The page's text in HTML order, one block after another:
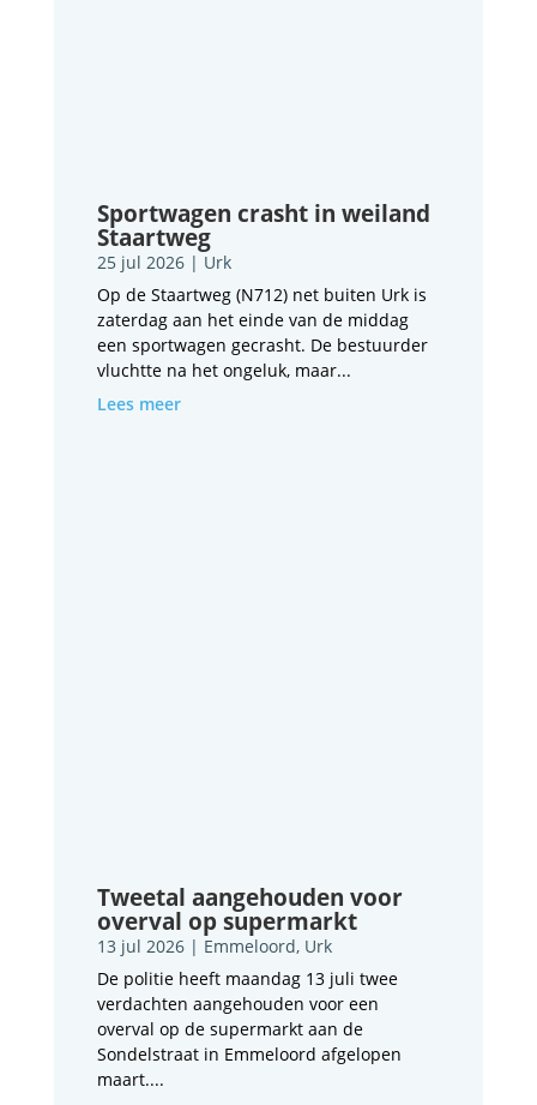
Sportwagen crasht in weiland
Staartweg
25 jul 2026| Urk
Op de Staartweg (N712) net buiten Urk is
zaterdag aan het einde van de middag
een sportwagen gecrasht. De bestuurder
vluchtte na het ongeluk, maar...
Lees meer
Tweetal aangehouden voor
overval op supermarkt
13 jul 2026| Emmeloord, Urk
De politie heeft maandag 13 juli twee
verdachten aangehouden voor een
overval op de supermarkt aan de
Sondelstraat in Emmeloord afgelopen
maart....